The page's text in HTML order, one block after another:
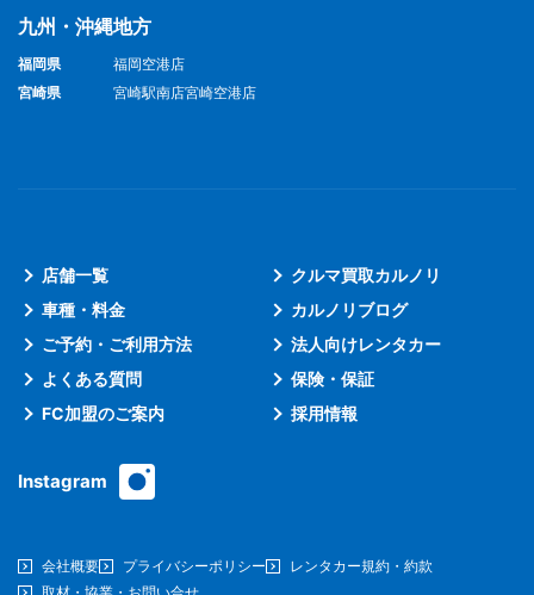
九州・沖縄地方
福岡県
福岡空港店
宮崎県
宮崎駅南店宮崎空港店
店舗一覧
クルマ買取カルノリ
車種・料金
カルノリブログ
ご予約・ご利用方法
法人向けレンタカー
よくある質問
保険・保証
FC加盟のご案内
採用情報
Instagram
会社概要 プライバシーポリシー
レンタカー規約・約款